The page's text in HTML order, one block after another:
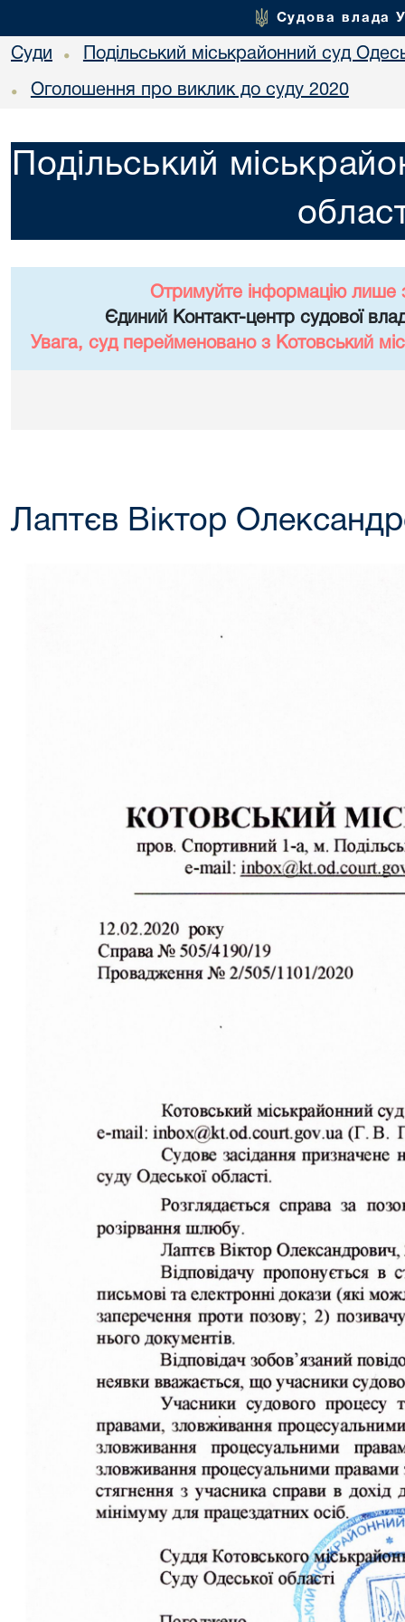
Судова влада
Суди • Подільський міськрайонний суд
• Оголошення про виклик до суду 2020
Подільський
Отримуйте інформацію лише
Єдиний Контакт-центр судової
Увага, суд перейменовано з Котовський
Лаптєв Віктор